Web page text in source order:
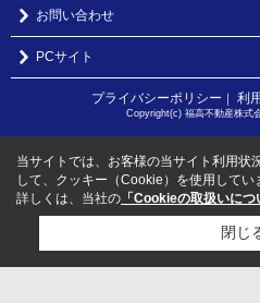
お問い合わせ
PCサイト
プライバシーポリシー ｜ 利
Copyright(c) 福高不動産株式
当サイトでは、お客様の当サイト利用状
して、クッキー（Cookie）を使用してい
詳しくは、当社の 「Cookieの取扱いにつ
閉じ